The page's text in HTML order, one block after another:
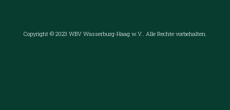
Copyright © 2023 WBV Wasserburg-Haag w.V.. Alle Rechte vorbehalten.